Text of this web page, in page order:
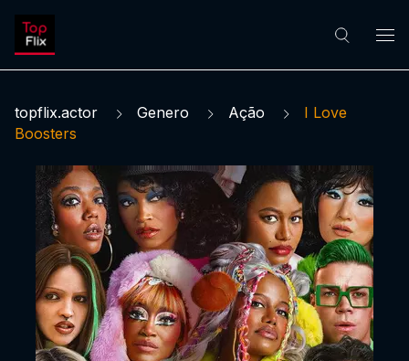
topflix.actor Genero Ação
I Love
Boosters